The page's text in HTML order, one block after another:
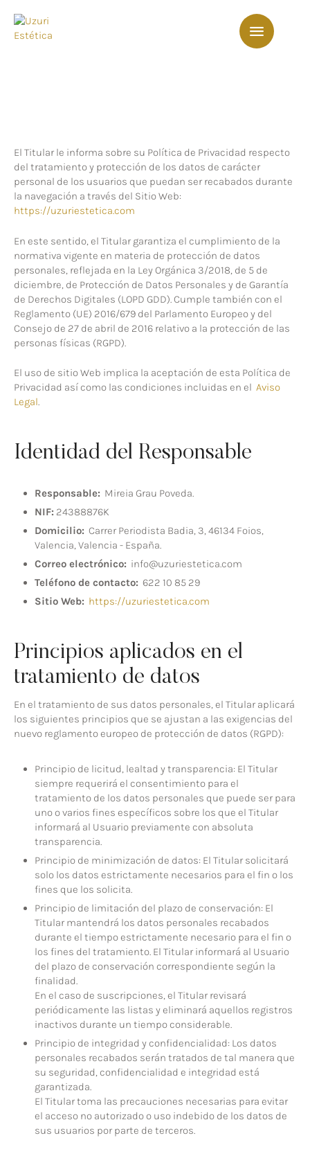
El Titular le informa sobre su Política de Privacidad respecto
del tratamiento y protección de los datos de carácter
personal de los usuarios que puedan ser recabados durante
la navegación a través del Sitio Web:
https://uzuriestetica.com
En este sentido, el Titular garantiza el cumplimiento de la
normativa vigente en materia de protección de datos
personales, reflejada en la Ley Orgánica 3/2018, de 5 de
diciembre, de Protección de Datos Personales y de Garantía
de Derechos Digitales (LOPD GDD). Cumple también con el
Reglamento (UE) 2016/679 del Parlamento Europeo y del
Consejo de 27 de abril de 2016 relativo a la protección de las
personas físicas (RGPD).
El uso de sitio Web implica la aceptación de esta Política de
Privacidad así como las condiciones incluidas en el Aviso
Legal.
Identidad del Responsable
Responsable: Mireia Grau Poveda.
NIF: 24388876K
Domicilio: Carrer Periodista Badia, 3, 46134 Foios,
Valencia, Valencia - España.
Correo electrónico: info@uzuriestetica.com
Teléfono de contacto: 622 10 85 29
Sitio Web: https://uzuriestetica.com
Principios aplicados en el
tratamiento de datos
En el tratamiento de sus datos personales, el Titular aplicará
los siguientes principios que se ajustan a las exigencias del
nuevo reglamento europeo de protección de datos (RGPD):
Principio de licitud, lealtad y transparencia: El Titular
siempre requerirá el consentimiento para el
tratamiento de los datos personales que puede ser para
uno o varios fines específicos sobre los que el Titular
informará al Usuario previamente con absoluta
transparencia.
Principio de minimización de datos: El Titular solicitará
solo los datos estrictamente necesarios para el fin o los
fines que los solicita.
Principio de limitación del plazo de conservación: El
Titular mantendrá los datos personales recabados
durante el tiempo estrictamente necesario para el fin o
los fines del tratamiento. El Titular informará al Usuario
del plazo de conservación correspondiente según la
finalidad.
En el caso de suscripciones, el Titular revisará
periódicamente las listas y eliminará aquellos registros
inactivos durante un tiempo considerable.
Principio de integridad y confidencialidad: Los datos
personales recabados serán tratados de tal manera que
su seguridad, confidencialidad e integridad está
garantizada.
El Titular toma las precauciones necesarias para evitar
el acceso no autorizado o uso indebido de los datos de
sus usuarios por parte de terceros.